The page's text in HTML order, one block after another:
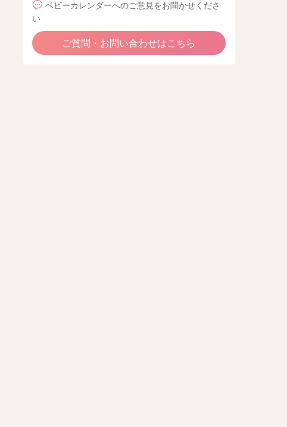
ベビーカレンダーへのご意見をお聞かせくださ
い
ご質問・お問い合わせはこちら